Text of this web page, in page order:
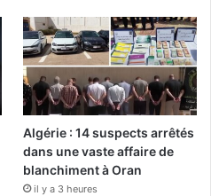
Algérie : 14 suspects arrêtés
dans une vaste affaire de
blanchiment à Oran
il y a 3 heures